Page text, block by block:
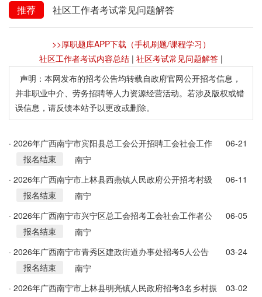
推荐
社区工作者考试常见问题解答
>>厚职题库APP下载（手机刷题/课程学习）
社区工作者考试内容总结 | 社区考试常见问题解答 |
声明：本网发布的招考公告均转载自政府官网公开招考信息，
并非职业中介、劳务招聘等人力资源经营活动。若涉及版权或错
误信息，请反馈本站予以更改或删除。
· 2026年广西南宁市宾阳县总工会公开招聘工会社会工作
者2人公告
06-21
报名结束
南宁
· 2026年广西南宁市上林县西燕镇人民政府公开招考村级
乡村振兴信息员简章
06-11
报名结束
南宁
· 2026年广西南宁市兴宁区总工会招考工会社会工作者公
06-05
报名结束
南宁
· 2026年广西南宁市青秀区建政街道办事处招考5人公告
03-24
报名结束
南宁
· 2026年广西南宁市上林县明亮镇人民政府招考3名乡村振
03-02